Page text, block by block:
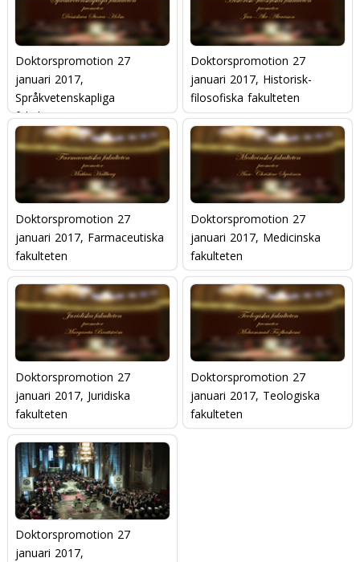
Doktorspromotion 27
januari 2017,
Språkvetenskapliga
fakulteten
Doktorspromotion 27
januari 2017, Historisk-
filosofiska fakulteten
Doktorspromotion 27
januari 2017, Farmaceutiska
fakulteten
Doktorspromotion 27
januari 2017, Medicinska
fakulteten
Doktorspromotion 27
januari 2017, Juridiska
fakulteten
Doktorspromotion 27
januari 2017, Teologiska
fakulteten
Doktorspromotion 27
januari 2017,